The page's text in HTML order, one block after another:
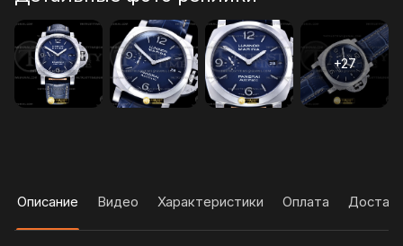
Описание Видео Характеристики Оплата